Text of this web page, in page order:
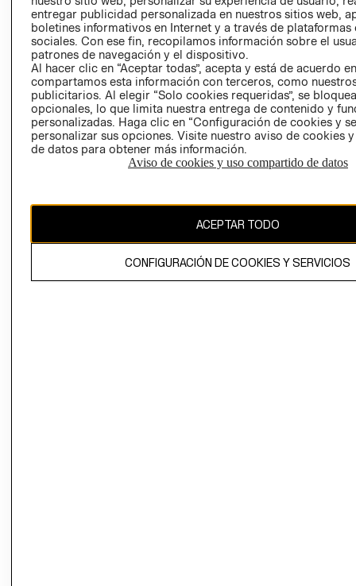
GIFT CARD
AVISO DE
COOKIES
Uruguay ($U)
El contenido de esta página web está protegido por copyright y es
propiedad de H&M Hennes & Mauritz AB.
entregar publicidad personalizada en nuestros sitios web,
boletines informativos en Internet y a través de plataformas
sociales. Con ese fin, recopilamos información sobre el
patrones de navegación y el dispositivo.
Al hacer clic en “Aceptar todas”, acepta y está de acuerdo
compartamos esta información con terceros, como
publicitarios. Al elegir “Solo cookies requeridas”, se
opcionales, lo que limita nuestra entrega de contenido y
personalizadas. Haga clic en “Configuración de cookies y
personalizar sus opciones. Visite nuestro aviso de cookies
de datos para obtener más información.
Aviso de cookies y uso compartido de datos
ACEPTAR TODO
CONFIGURACIÓN DE COOKIES Y SERVICIOS